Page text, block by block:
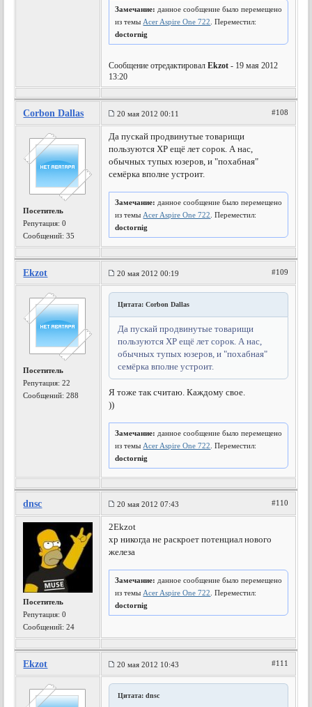
Замечание: данное сообщение было перемещено
из темы Acer Aspire One 722 . Переместил:
doctornig
Сообщение отредактировалEkzot - 19 мая 2012
13:20
Corbon Dallas 20 мая 2012 00:11 #108
Посетитель
Репутация:0
Сообщений: 35
Да пускай продвинутые товарищи
пользуются ХР ещё лет сорок. А нас,
обычных тупых юзеров, и "похабная"
семёрка вполне устроит.
Замечание: данное сообщение было перемещено
из темы Acer Aspire One 722 . Переместил:
doctornig
Ekzot 20 мая 2012 00:19 #109
Посетитель
Репутация:22
Сообщений: 288
Цитата: Corbon Dallas
Да пускай продвинутые товарищи
пользуются ХР ещё лет сорок. А нас,
обычных тупых юзеров, и "похабная"
семёрка вполне устроит.
Я тоже так считаю. Каждому свое.
))
Замечание: данное сообщение было перемещено
из темы Acer Aspire One 722 . Переместил:
doctornig
dnsc 20 мая 2012 07:43 #110
Посетитель
Репутация:0
Сообщений: 24
2Ekzot
xp никогда не раскроет потенциал нового
железа
Замечание: данное сообщение было перемещено
из темы Acer Aspire One 722 . Переместил:
doctornig
Ekzot 20 мая 2012 10:43 #111
Цитата: dnsc